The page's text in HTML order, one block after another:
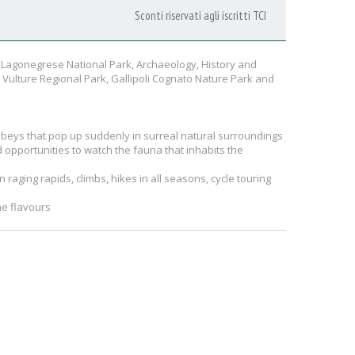
Sconti riservati agli iscritti TCI
National Park, Archaeology, History and
Regional Park, Gallipoli Cognato Nature Park and
that pop up suddenly in surreal natural surroundings
to watch the fauna that inhabits the
rapids, climbs, hikes in all seasons, cycle touring
flavours